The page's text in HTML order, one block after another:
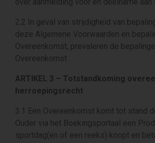
2.2 In geval van strijdigheid van
deze Algemene Voorwaarden en
Overeenkomst, prevaleren de
Overeenkomst.
ARTIKEL 3 – Totstandkoming
herroepingsrecht
3.1 Een Overeenkomst komt tot stand
Ouder via het Boekingsportaal een
sportdag(en of een reeks) koopt en